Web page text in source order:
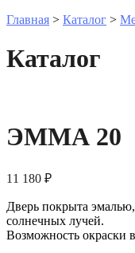
Главная > Каталог >
Каталог
ЭММА 20
11 180 ₽
Дверь покрыта
солнечных лучей.
Возможность окраски